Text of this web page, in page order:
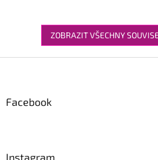
ZOBRAZIT VŠECHNY
Facebook
Instagram